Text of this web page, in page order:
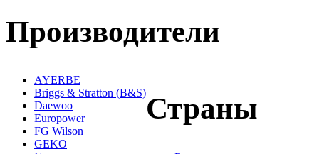
Производители
AYERBE
Briggs & Stratton (B&S)
Daewoo
Europower
FG Wilson
GEKO
Страны